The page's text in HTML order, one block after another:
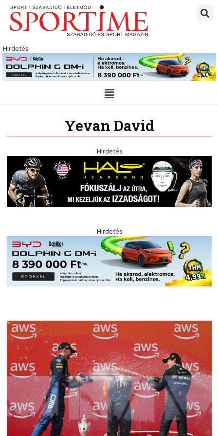
Skip
content
Hirdetés
Main
Menu
Yevan David
Hirdetés
Hirdetés